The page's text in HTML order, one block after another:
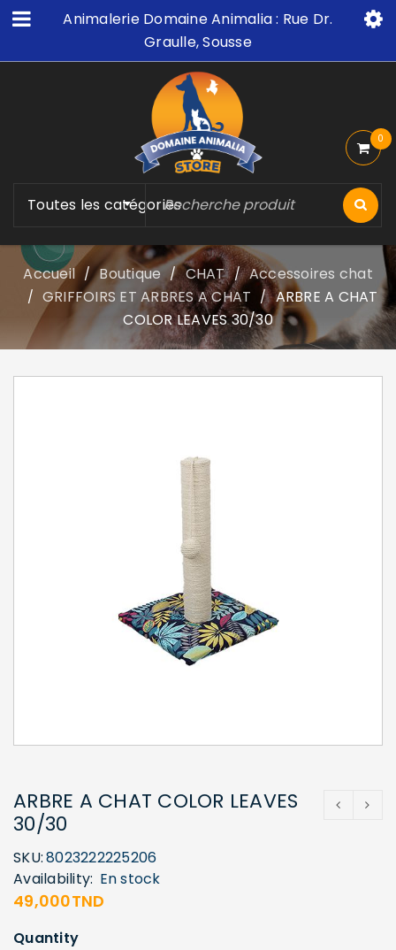
Animalerie Domaine Animalia : Rue Dr.
Graulle, Sousse
Toutes les catégories
0
Accueil / Boutique / CHAT / Accessoires chat
/ GRIFFOIRS ET ARBRES A CHAT / ARBRE A CHAT
COLOR LEAVES 30/30
ARBRE A CHAT COLOR LEAVES
30/30
SKU:8023222225206
Availability: En stock
49,000TND
Quantity